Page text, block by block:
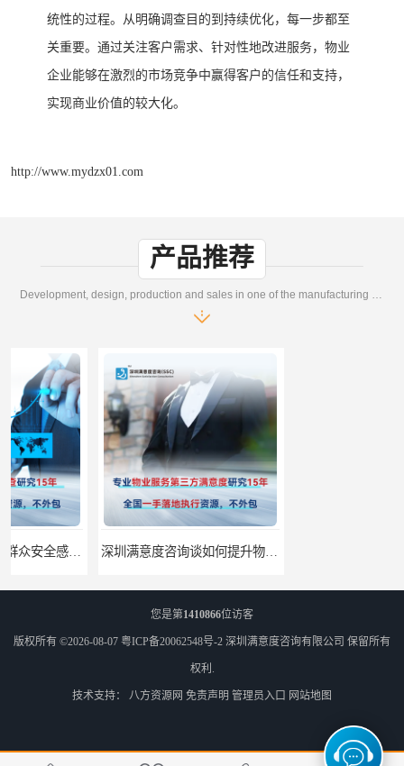
统性的过程。从明确调查目的到持续优化，每一步都至
关重要。通过关注客户需求、针对性地改进服务，物业
企业能够在激烈的市场竞争中赢得客户的信任和支持，
实现商业价值的较大化。
http://www.mydzx01.com
产品推荐
深圳满意度咨询谈如何提升物业满意度
您是第1410866位访客
版权所有 ©2026-08-07 粤ICP备20062548号-2 深圳满意度咨询有限公司 保留所有
权利.
技术支持： 八方资源网 免责声明 管理员入口 网站地图